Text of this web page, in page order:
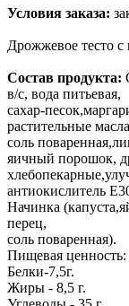
Условия заказа:
Дрожжевое тесто с
Состав продукта:
в/с, вода питьевая,
сахар-
растительные
соль
яичный порошок,
антиокислитель
Начинка
перец,
соль поваренная).
Пищевая ценность:
Белки-7,5г.
Жиры - 8,5 г.